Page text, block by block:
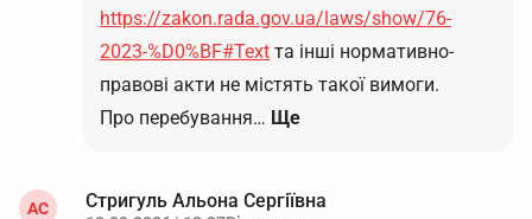
https://zakon.rada.gov.ua/laws/show/76-
2023-%D0%BF#Text та інші нормативно-
правові акти не містять такої вимоги.
Про перебування… Ще
АС Стригуль Альона Сергіївна